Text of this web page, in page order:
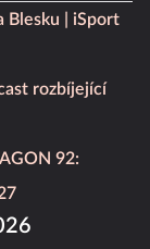
Blesku
iSport
rozbíjející
92: